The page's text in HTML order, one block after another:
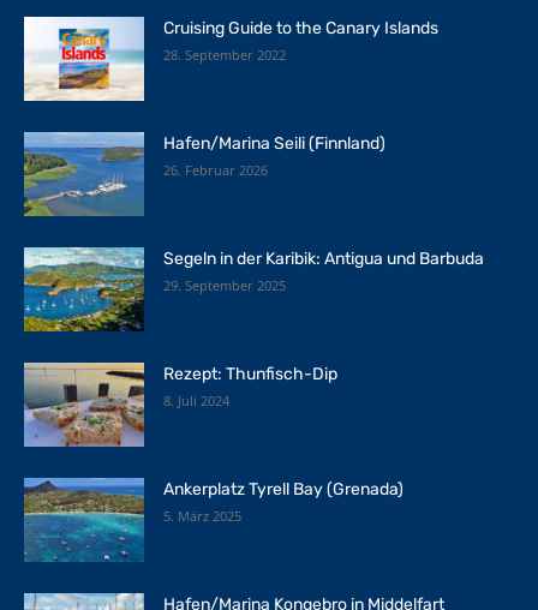
Cruising Guide to the Canary Islands
28. September 2022
Hafen/Marina Seili (Finnland)
26. Februar 2026
Segeln in der Karibik: Antigua und Barbuda
29. September 2025
Rezept: Thunfisch-Dip
8. Juli 2024
Ankerplatz Tyrell Bay (Grenada)
5. März 2025
Hafen/Marina Kongebro in Middelfart